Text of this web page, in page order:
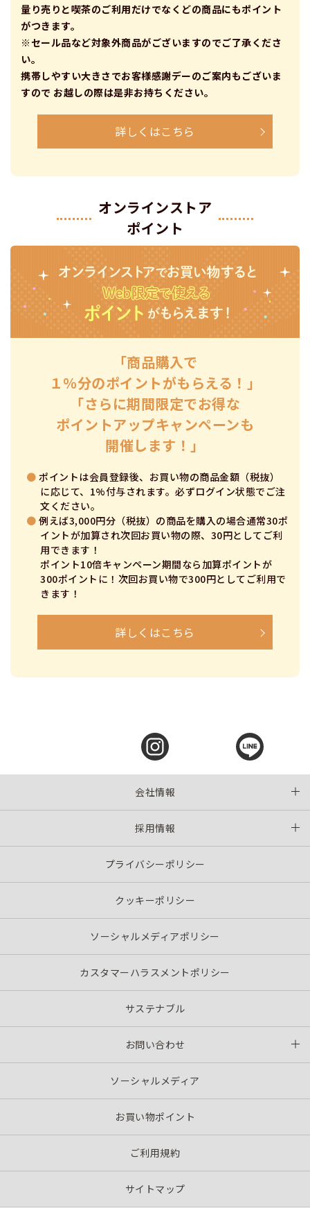
量り売りと喫茶のご利用だけでなくどの商品にもポイント
がつきます。
※セール品など対象外商品がございますのでご了承くださ
い。
携帯しやすい大きさでお客様感謝デーのご案内もございま
すので お越しの際は是非お持ちください。
詳しくはこちら
オンラインストア
ポイント
「商品購入で
１％分のポイントがもらえる！」
「さらに期間限定でお得な
ポイントアップキャンペーンも
開催します！」
● ポイントは会員登録後、お買い物の商品金額（税抜）
に応じて、1%付与されます。必ずログイン状態でご注
文ください。
● 例えば3,000円分（税抜）の商品を購入の場合通常30ポ
イントが加算され次回お買い物の際、30円としてご利
用できます！
ポイント10倍キャンペーン期間なら加算ポイントが
300ポイントに！次回お買い物で300円としてご利用で
きます！
詳しくはこちら
会社情報
採用情報
プライバシーポリシー
クッキーポリシー
ソーシャルメディアポリシー
カスタマーハラスメントポリシー
サステナブル
お問い合わせ
ソーシャルメディア
お買い物ポイント
ご利用規約
サイトマップ